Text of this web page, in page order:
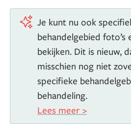
Je kunt nu ook
behandelgebied foto’s
bekijken. Dit is nieuw,
misschien nog niet
specifieke
behandeling.
Lees meer >